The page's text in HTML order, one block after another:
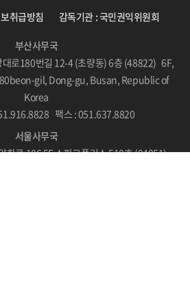
취급방침 감독기관 : 국민권익위원회
부산사무국
대로180번길 12-4 (초량동) 6층 (48822) 6F,
gil, Dong-gu, Busan, Republic of
Korea
팩스 : 051.637.8820
서울사무국
화로 186 5F 스파크플러스 510호 (04051)